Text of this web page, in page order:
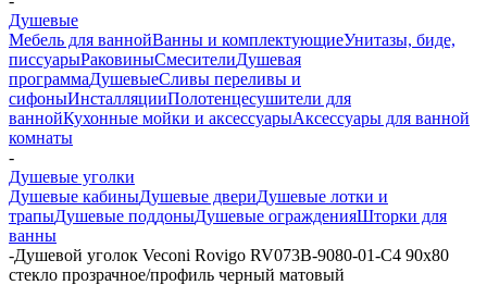
Душевые
Мебель для ваннойВанны и комплектующиеУнитазы, биде,
писсуарыРаковиныСмесителиДушевая
программаДушевыеСливы переливы и
сифоныИнсталляцииПолотенцесушители для
ваннойКухонные мойки и аксессуарыАксессуары для ванной
комнаты
-
Душевые уголки
Душевые кабиныДушевые двериДушевые лотки и
трапыДушевые поддоныДушевые огражденияШторки для
ванны
-Душевой уголок Veconi Rovigo RV073B-9080-01-C4 90х80
стекло прозрачное/профиль черный матовый